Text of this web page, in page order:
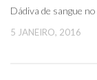
Dádiva de sangue no
5 JANEIRO, 2016